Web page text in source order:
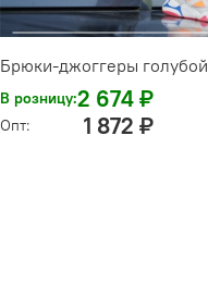
Брюки-джоггеры голубой
В розницу:2 674 ₽
Опт: 1 872 ₽